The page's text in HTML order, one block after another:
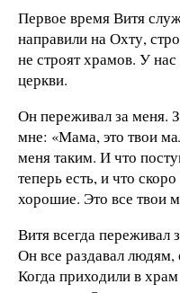
Первое время Витя
направили на Охту,
не строят храмов. У
церкви.
Он переживал за меня.
мне: «Мама, это твои
меня таким. И что
теперь есть, и что
хорошие. Это все твои
Витя всегда переживал
Он все раздавал
Когда приходили в